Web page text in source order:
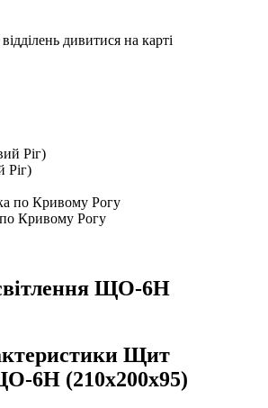
дивитися на карті
Ріг)
по Кривому Рогу
ЩО-6Н
Щит
6Н (210х200х95)